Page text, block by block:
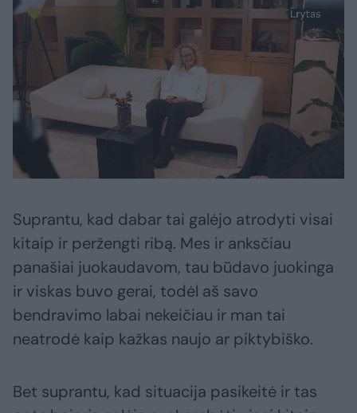
Suprantu, kad dabar tai galėjo atrodyti visai
kitaip ir peržengti ribą. Mes ir anksčiau
panašiai juokaudavom, tau būdavo juokinga
ir viskas buvo gerai, todėl aš savo
bendravimo labai nekeičiau ir man tai
neatrodė kaip kažkas naujo ar piktybiško.
Bet suprantu, kad situacija pasikeitė ir tas